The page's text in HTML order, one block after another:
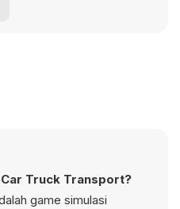
Truck Transport?
game simulasi